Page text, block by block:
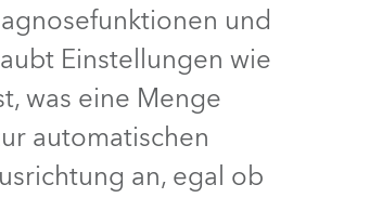
Mittlerer Osten
Asien & Pazifikregion
Irland
und
Einstellungen wie
was eine Menge
automatischen
an, egal ob